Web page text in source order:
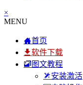
×
MENU
首页
软件下载
图文教程
安装激活